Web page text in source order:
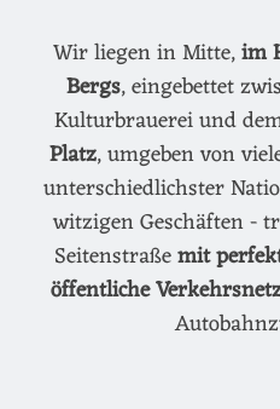
Wir liegen in Mitte,im
Bergs, eingebettet
Kulturbrauerei und
Platz, umgeben von
unterschiedlichster
witzigen Geschäften -
Seitenstraßemit
öffentliche